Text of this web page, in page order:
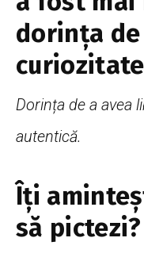
dorința
Dorința de a avea
autentică.
Îți
să pictezi?